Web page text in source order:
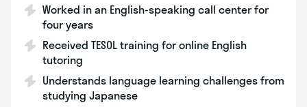
Worked in an English-speaking call center for
four years
Received TESOL training for online English
tutoring
Understands language learning challenges from
studying Japanese